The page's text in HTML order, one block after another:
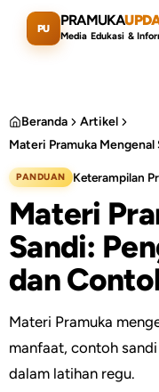
Lewati ke konten utama
PU PRAMUKA
Media Edukasi &
Cari artikel
Beranda
Artikel
PANDUAN Keterampilan
Materi
Sandi:
dan
Materi Pramuka
manfaat, contoh
dalam latihan regu.